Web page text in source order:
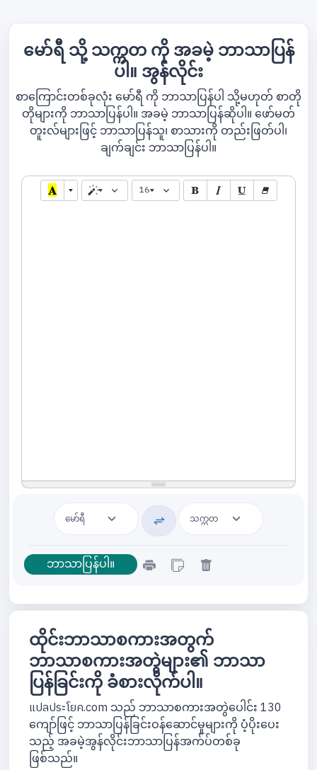
မော်ရီ သို့ သက္ကတ ကို အခမဲ့ ဘာသာပြန်
ပါ။ အွန်လိုင်း
စာကြောင်းတစ်ခုလုံး မော်ရီ ကို ဘာသာပြန်ပါ သို့မဟုတ် စာတို
တိုများကို ဘာသာပြန်ပါ။ အခမဲ့ ဘာသာပြန်ဆိုပါ။ ဖော်မတ်
တူးလ်များဖြင့် ဘာသာပြန်သူ၊ စာသားကို တည်းဖြတ်ပါ၊
ချက်ချင်း ဘာသာပြန်ပါ။
16
ထိုင်းဘာသာစကားအတွက်
ဘာသာစကားအတွဲများ၏ ဘာသာ
ပြန်ခြင်းကို ခံစားလိုက်ပါ။
แปลประโยค.com သည် ဘာသာစကားအတွဲပေါင်း 130
ကျော်ဖြင့် ဘာသာပြန်ခြင်းဝန်ဆောင်မှုများကို ပံ့ပိုးပေး
သည့် အခမဲ့အွန်လိုင်းဘာသာပြန်အက်ပ်တစ်ခု
ဖြစ်သည်။